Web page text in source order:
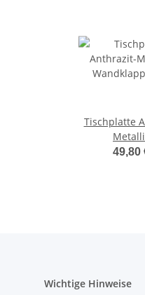
Tischplatte
49,80
Wichtige Hinweise